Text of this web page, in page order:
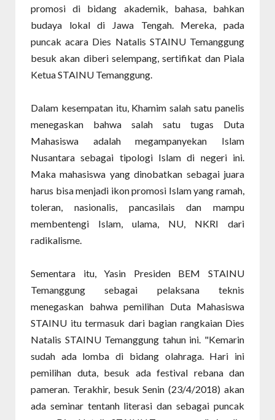
promosi di bidang akademik, bahasa, bahkan
budaya lokal di Jawa Tengah. Mereka, pada
puncak acara Dies Natalis STAINU Temanggung
besuk akan diberi selempang, sertifikat dan Piala
Ketua STAINU Temanggung.
Dalam kesempatan itu, Khamim salah satu panelis
menegaskan bahwa salah satu tugas Duta
Mahasiswa adalah megampanyekan Islam
Nusantara sebagai tipologi Islam di negeri ini.
Maka mahasiswa yang dinobatkan sebagai juara
harus bisa menjadi ikon promosi Islam yang ramah,
toleran, nasionalis, pancasilais dan mampu
membentengi Islam, ulama, NU, NKRI dari
radikalisme.
Sementara itu, Yasin Presiden BEM STAINU
Temanggung sebagai pelaksana teknis
menegaskan bahwa pemilihan Duta Mahasiswa
STAINU itu termasuk dari bagian rangkaian Dies
Natalis STAINU Temanggung tahun ini. "Kemarin
sudah ada lomba di bidang olahraga. Hari ini
pemilihan duta, besuk ada festival rebana dan
pameran. Terakhir, besuk Senin (23/4/2018) akan
ada seminar tentanh literasi dan sebagai puncak